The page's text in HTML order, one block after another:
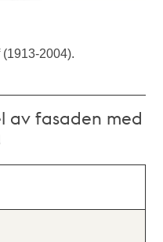
2004).
av fasaden med